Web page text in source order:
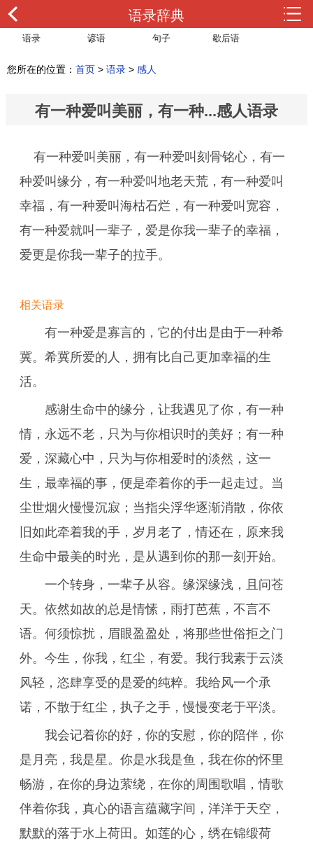
语录辞典
语录 谚语 句子 歇后语
您所在的位置： 首页 > 语录 > 感人
有一种爱叫美丽，有一种...感人语录
有一种爱叫美丽，有一种爱叫刻骨铭心，有一
种爱叫缘分，有一种爱叫地老天荒，有一种爱叫
幸福，有一种爱叫海枯石烂，有一种爱叫宽容，
有一种爱就叫一辈子，爱是你我一辈子的幸福，
爱更是你我一辈子的拉手。
相关语录
有一种爱是寡言的，它的付出是由于一种希
冀。希冀所爱的人，拥有比自己更加幸福的生
活。
感谢生命中的缘分，让我遇见了你，有一种
情，永远不老，只为与你相识时的美好；有一种
爱，深藏心中，只为与你相爱时的淡然，这一
生，最幸福的事，便是牵着你的手一起走过。当
尘世烟火慢慢沉寂；当指尖浮华逐渐消散，你依
旧如此牵着我的手，岁月老了，情还在，原来我
生命中最美的时光，是从遇到你的那一刻开始。
一个转身，一辈子从容。缘深缘浅，且问苍
天。依然如故的总是情愫，雨打芭蕉，不言不
语。何须惊扰，眉眼盈盈处，将那些世俗拒之门
外。今生，你我，红尘，有爱。我行我素于云淡
风轻，恣肆享受的是爱的纯粹。我给风一个承
诺，不散于红尘，执子之手，慢慢变老于平淡。
我会记着你的好，你的安慰，你的陪伴，你
是月亮，我是星。你是水我是鱼，我在你的怀里
畅游，在你的身边萦绕，在你的周围歌唱，情歌
伴着你我，真心的语言蕴藏字间，洋洋于天空，
默默的落于水上荷田。如莲的心，绣在锦缎荷